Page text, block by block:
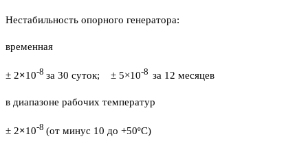
Нестабильность опорного генератора:
временная
± 2×10-8 за 30 суток; ± 5×10-8 за 12 месяцев
в диапазоне рабочих температур
± 2×10-8 (от минус 10 до +50ºC)